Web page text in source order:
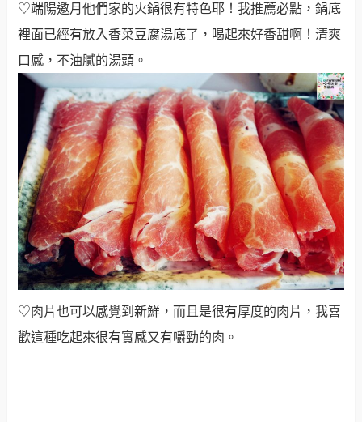
♡端陽邀月他們家的火鍋很有特色耶！我推薦必點，鍋底
裡面已經有放入香菜豆腐湯底了，喝起來好香甜啊！清爽
口感，不油膩的湯頭。
♡肉片也可以感覺到新鮮，而且是很有厚度的肉片，我喜
歡這種吃起來很有實感又有嚼勁的肉。